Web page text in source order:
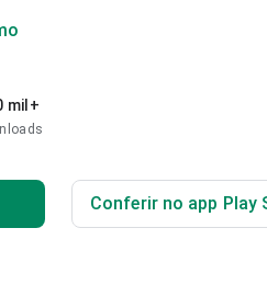
mil+
Conferir no app Play